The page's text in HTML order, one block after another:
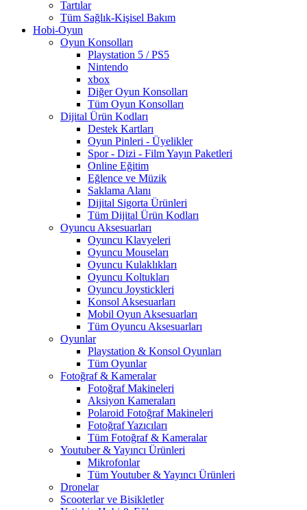
Tartılar
Tüm Sağlık-Kişisel Bakım
Hobi-Oyun
Oyun Konsolları
Playstation 5 / PS5
Nintendo
xbox
Diğer Oyun Konsolları
Tüm Oyun Konsolları
Dijital Ürün Kodları
Destek Kartları
Oyun Pinleri - Üyelikler
Spor - Dizi - Film Yayın Paketleri
Online Eğitim
Eğlence ve Müzik
Saklama Alanı
Dijital Sigorta Ürünleri
Tüm Dijital Ürün Kodları
Oyuncu Aksesuarları
Oyuncu Klavyeleri
Oyuncu Mouseları
Oyuncu Kulaklıkları
Oyuncu Koltukları
Oyuncu Joystickleri
Konsol Aksesuarları
Mobil Oyun Aksesuarları
Tüm Oyuncu Aksesuarları
Oyunlar
Playstation & Konsol Oyunları
Tüm Oyunlar
Fotoğraf & Kameralar
Fotoğraf Makineleri
Aksiyon Kameraları
Polaroid Fotoğraf Makineleri
Fotoğraf Yazıcıları
Tüm Fotoğraf & Kameralar
Youtuber & Yayıncı Ürünleri
Mikrofonlar
Tüm Youtuber & Yayıncı Ürünleri
Dronelar
Scooterlar ve Bisikletler